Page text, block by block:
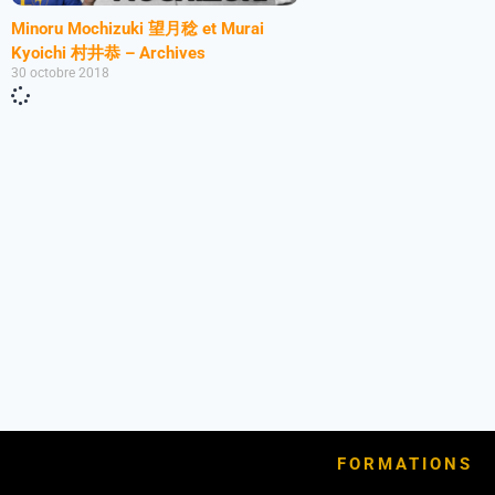
Minoru Mochizuki 望月稔 et Murai
Kyoichi 村井恭 – Archives
30 octobre 2018
FORMATIONS